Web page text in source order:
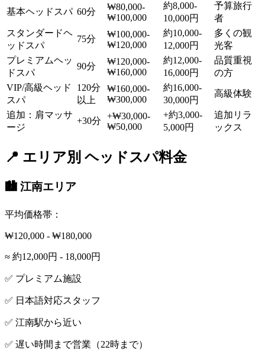
基本ヘッドスパ 60分
₩80,000-
₩100,000
約8,000-
10,000円
予算旅行
者
スタンダードヘ
ッドスパ
75分
₩100,000-
₩120,000
約10,000-
12,000円
多くの観
光客
プレミアムヘッ
ドスパ
90分
₩120,000-
₩160,000
約12,000-
16,000円
品質重視
の方
VIP/高級ヘッド
スパ
120分
以上
₩160,000-
₩300,000
約16,000-
30,000円
高級体験
追加：肩マッサ
ージ
+30分
+₩30,000-
₩50,000
+約3,000-
5,000円
追加リラ
ックス
📍 エリア別 ヘッドスパ料金
🏙️ 江南エリア
平均価格帯：
₩120,000 - ₩180,000
≈ 約12,000円 - 18,000円
✅ プレミアム施設
✅ 日本語対応スタッフ
✅ 江南駅から近い
✅ 遅い時間まで営業（22時まで）